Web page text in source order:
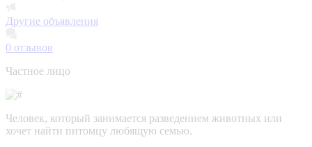
Другие объявления
0 отзывов
Частное лицо
Человек, который занимается разведением животных или
хочет найти питомцу любящую семью.